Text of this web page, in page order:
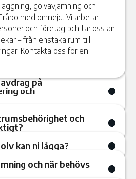
golvavjämning och
med omnejd. Vi arbetar
och företag och tar oss an
– från enstaka rum till
Kontakta oss för en
på
och
och
kan ni lägga?
och när behövs